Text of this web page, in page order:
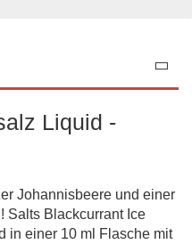
Liquid -
Johannisbeere und einer
Salts Blackcurrant Ice
in einer 10 ml Flasche mit